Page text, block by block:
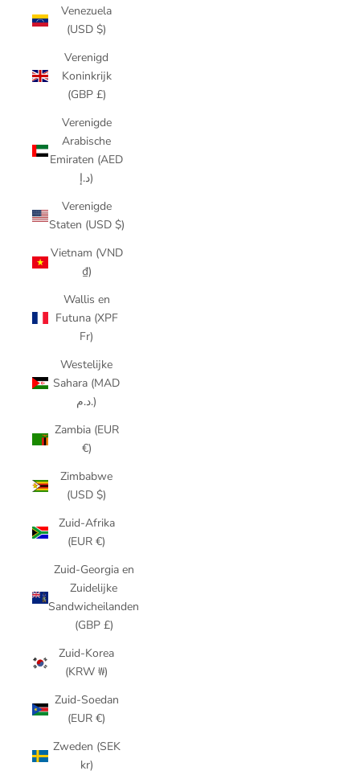
Venezuela
(USD $)
Verenigd
Koninkrijk
(GBP £)
Verenigde
Arabische
Emiraten (AED
د.إ)
Verenigde
Staten (USD $)
Vietnam (VND
₫)
Wallis en
Futuna (XPF
Fr)
Westelijke
Sahara (MAD
د.م.)
Zambia (EUR
€)
Zimbabwe
(USD $)
Zuid-Afrika
(EUR €)
Zuid-Georgia en
Zuidelijke
Sandwicheilanden
(GBP £)
Zuid-Korea
(KRW ₩)
Zuid-Soedan
(EUR €)
Zweden (SEK
kr)